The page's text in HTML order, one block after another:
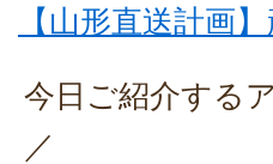
【山形直送計画
今日ご紹介する
／